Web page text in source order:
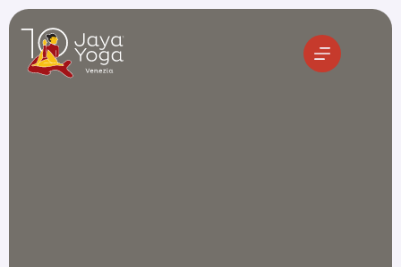
Salta
contenuto